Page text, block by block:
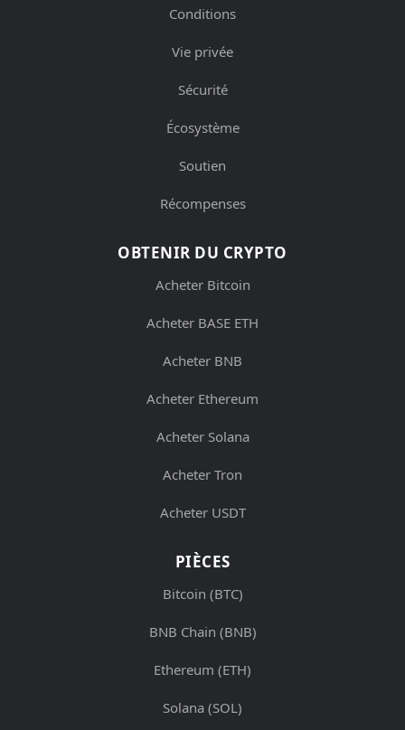
Conditions
Vie privée
Sécurité
Écosystème
Soutien
Récompenses
OBTENIR DU CRYPTO
Acheter Bitcoin
Acheter BASE ETH
Acheter BNB
Acheter Ethereum
Acheter Solana
Acheter Tron
Acheter USDT
PIÈCES
Bitcoin (BTC)
BNB Chain (BNB)
Ethereum (ETH)
Solana (SOL)